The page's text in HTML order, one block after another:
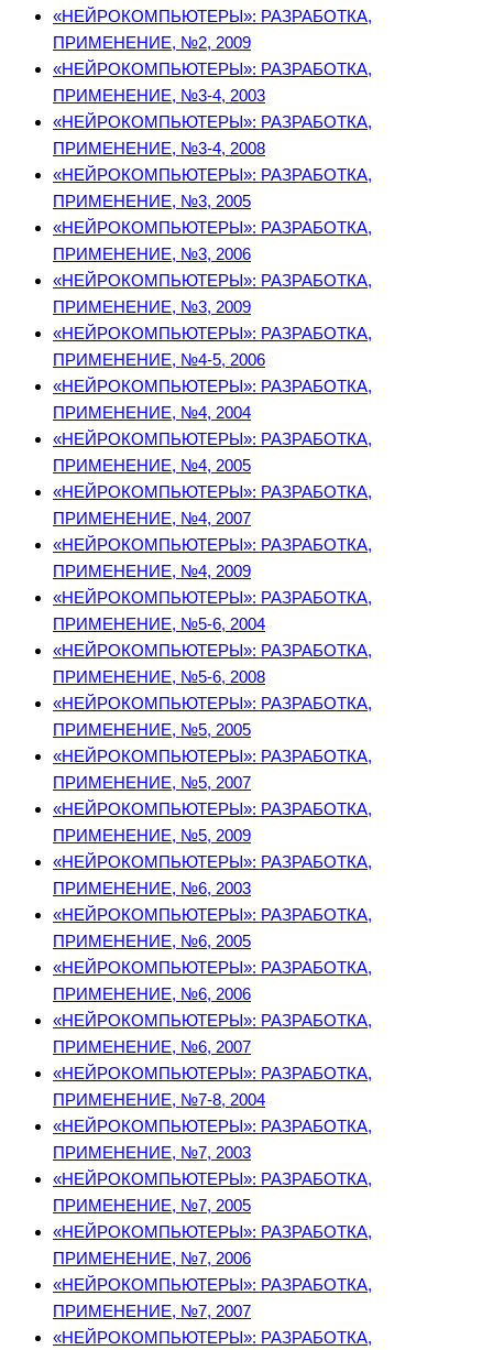
«НЕЙРОКОМПЬЮТЕРЫ»: РАЗРАБОТКА,
ПРИМЕНЕНИЕ, №2, 2009
«НЕЙРОКОМПЬЮТЕРЫ»: РАЗРАБОТКА,
ПРИМЕНЕНИЕ, №3-4, 2003
«НЕЙРОКОМПЬЮТЕРЫ»: РАЗРАБОТКА,
ПРИМЕНЕНИЕ, №3-4, 2008
«НЕЙРОКОМПЬЮТЕРЫ»: РАЗРАБОТКА,
ПРИМЕНЕНИЕ, №3, 2005
«НЕЙРОКОМПЬЮТЕРЫ»: РАЗРАБОТКА,
ПРИМЕНЕНИЕ, №3, 2006
«НЕЙРОКОМПЬЮТЕРЫ»: РАЗРАБОТКА,
ПРИМЕНЕНИЕ, №3, 2009
«НЕЙРОКОМПЬЮТЕРЫ»: РАЗРАБОТКА,
ПРИМЕНЕНИЕ, №4-5, 2006
«НЕЙРОКОМПЬЮТЕРЫ»: РАЗРАБОТКА,
ПРИМЕНЕНИЕ, №4, 2004
«НЕЙРОКОМПЬЮТЕРЫ»: РАЗРАБОТКА,
ПРИМЕНЕНИЕ, №4, 2005
«НЕЙРОКОМПЬЮТЕРЫ»: РАЗРАБОТКА,
ПРИМЕНЕНИЕ, №4, 2007
«НЕЙРОКОМПЬЮТЕРЫ»: РАЗРАБОТКА,
ПРИМЕНЕНИЕ, №4, 2009
«НЕЙРОКОМПЬЮТЕРЫ»: РАЗРАБОТКА,
ПРИМЕНЕНИЕ, №5-6, 2004
«НЕЙРОКОМПЬЮТЕРЫ»: РАЗРАБОТКА,
ПРИМЕНЕНИЕ, №5-6, 2008
«НЕЙРОКОМПЬЮТЕРЫ»: РАЗРАБОТКА,
ПРИМЕНЕНИЕ, №5, 2005
«НЕЙРОКОМПЬЮТЕРЫ»: РАЗРАБОТКА,
ПРИМЕНЕНИЕ, №5, 2007
«НЕЙРОКОМПЬЮТЕРЫ»: РАЗРАБОТКА,
ПРИМЕНЕНИЕ, №5, 2009
«НЕЙРОКОМПЬЮТЕРЫ»: РАЗРАБОТКА,
ПРИМЕНЕНИЕ, №6, 2003
«НЕЙРОКОМПЬЮТЕРЫ»: РАЗРАБОТКА,
ПРИМЕНЕНИЕ, №6, 2005
«НЕЙРОКОМПЬЮТЕРЫ»: РАЗРАБОТКА,
ПРИМЕНЕНИЕ, №6, 2006
«НЕЙРОКОМПЬЮТЕРЫ»: РАЗРАБОТКА,
ПРИМЕНЕНИЕ, №6, 2007
«НЕЙРОКОМПЬЮТЕРЫ»: РАЗРАБОТКА,
ПРИМЕНЕНИЕ, №7-8, 2004
«НЕЙРОКОМПЬЮТЕРЫ»: РАЗРАБОТКА,
ПРИМЕНЕНИЕ, №7, 2003
«НЕЙРОКОМПЬЮТЕРЫ»: РАЗРАБОТКА,
ПРИМЕНЕНИЕ, №7, 2005
«НЕЙРОКОМПЬЮТЕРЫ»: РАЗРАБОТКА,
ПРИМЕНЕНИЕ, №7, 2006
«НЕЙРОКОМПЬЮТЕРЫ»: РАЗРАБОТКА,
ПРИМЕНЕНИЕ, №7, 2007
«НЕЙРОКОМПЬЮТЕРЫ»: РАЗРАБОТКА,